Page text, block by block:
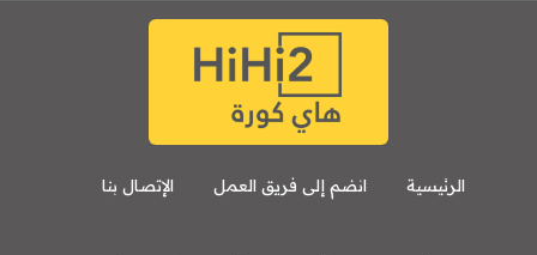
الرئيسية انضم إلى فريق العمل الإتصال بنا